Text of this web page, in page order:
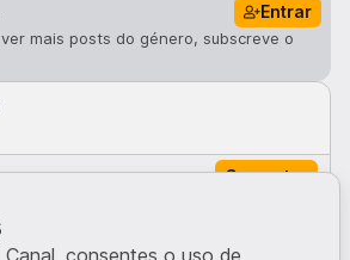
Entrar
mais posts do género, subscreve o
Comentar
consentes o uso de